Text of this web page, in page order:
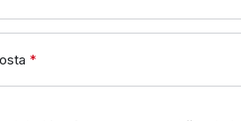
*